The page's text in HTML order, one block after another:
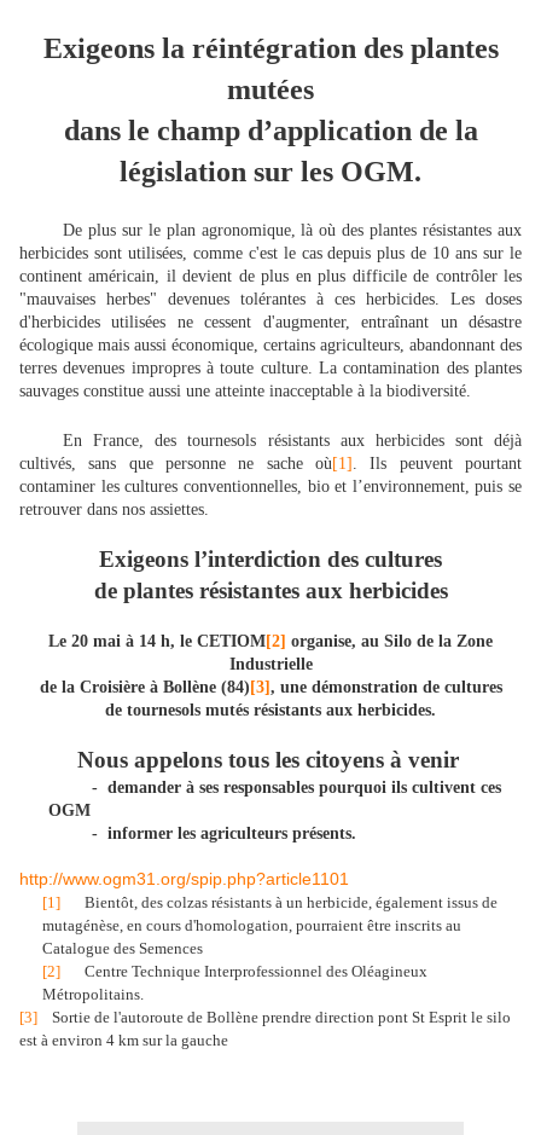
Exigeons la réintégration des plantes
mutées
dans le champ d’application de la
législation sur les OGM.
De plus sur le plan agronomique, là où des plantes résistantes aux
herbicides sont utilisées, comme c'est le cas depuis plus de 10 ans sur le
continent américain, il devient de plus en plus difficile de contrôler les
"mauvaises herbes" devenues tolérantes à ces herbicides. Les doses
d'herbicides utilisées ne cessent d'augmenter, entraînant un désastre
écologique mais aussi économique, certains agriculteurs, abandonnant des
terres devenues impropres à toute culture. La contamination des plantes
sauvages constitue aussi une atteinte inacceptable à la biodiversité.
En France, des tournesols résistants aux herbicides sont déjà
cultivés, sans que personne ne sache où[1] . Ils peuvent pourtant
contaminer les cultures conventionnelles, bio et l’environnement, puis se
retrouver dans nos assiettes.
Exigeons l’interdiction des cultures
de plantes résistantes aux herbicides
Le 20 mai à 14 h, le CETIOM[2] organise, au Silo de la Zone
Industrielle
de la Croisière à Bollène (84) [3] , une démonstration de cultures
de tournesols mutés résistants aux herbicides.
Nous appelons tous les citoyens à venir
- demander à ses responsables pourquoi ils cultivent ces
OGM
- informer les agriculteurs présents.
http://www.ogm31.org/spip.php?article1101
[1]
Bientôt, des colzas résistants à un herbicide, également issus de
mutagénèse, en cours d'homologation, pourraient être inscrits au
Catalogue des Semences
[2]
Centre Technique Interprofessionnel des Oléagineux
Métropolitains.
[3]
Sortie de l'autoroute de Bollène prendre direction pont St Esprit le silo
est à environ 4 km sur la gauche